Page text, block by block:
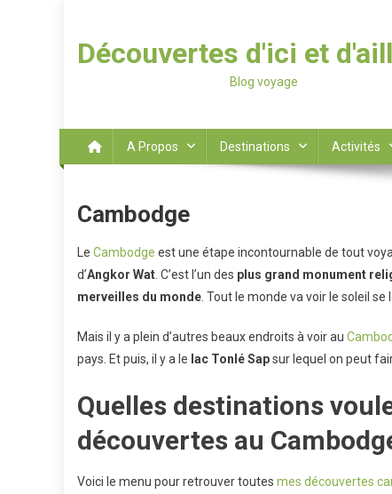
Découvertes d'ici et
Blog voyage
A Propos Destinations Activités
Cambodge
Le Cambodge est une étape incontournable de tout
d’Angkor Wat . C’est l’un des plus grand monument
merveilles du monde . Tout le monde va voir le soleil
Mais il y a plein d’autres beaux endroits à voir au
pays. Et puis, il y a le lac Tonlé Sapsur lequel on peut
Quelles destinations
découvertes au
Voici le menu pour retrouver toutes mes découvertes